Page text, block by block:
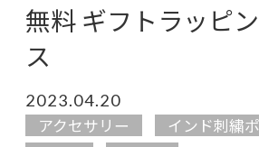
無料 ギフトラッピ
ス
2023.04.20
アクセサリー
インド刺繍